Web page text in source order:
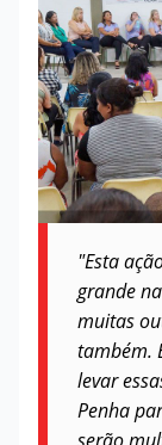
"Esta
grande
muitas
também.
levar
Penha
serão